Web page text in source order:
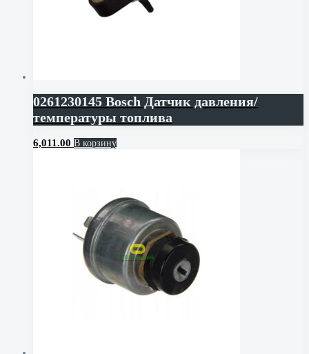
0261230145 Bosch Датчик давления/
температуры топлива
6,011.00 В корзину